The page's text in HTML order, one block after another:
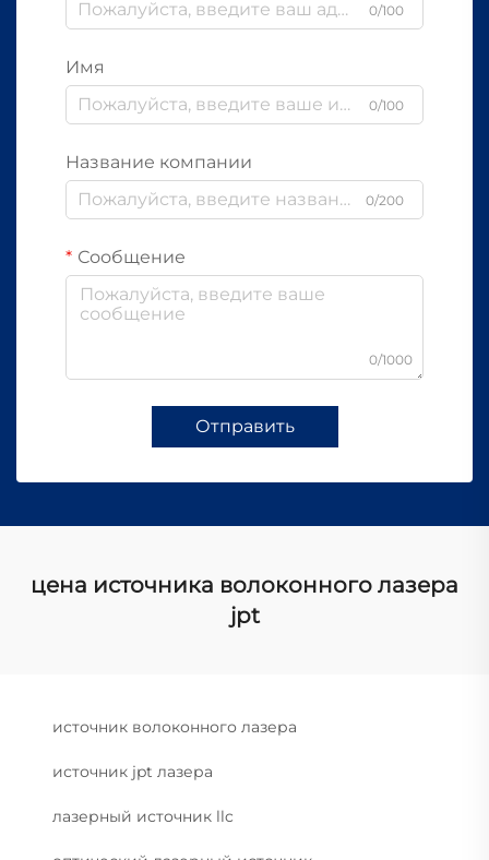
0/100
Имя
0/100
Название компании
0/200
Сообщение
0/1000
Отправить
цена источника волоконного лазера
jpt
источник волоконного лазера
источник jpt лазера
лазерный источник llc